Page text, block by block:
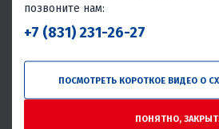
Фамилия: *
позвоните нам:
+7 (831) 231-26-27
ПОСМОТРЕТЬ КОРОТКОЕ ВИДЕО О
ПОНЯТНО,